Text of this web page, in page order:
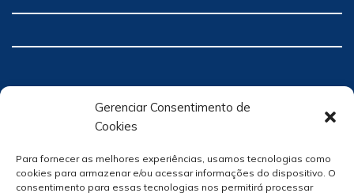
Gerenciar Consentimento de
Cookies
Para fornecer as melhores experiências, usamos tecnologias como
cookies para armazenar e/ou acessar informações do dispositivo. O
consentimento para essas tecnologias nos permitirá processar